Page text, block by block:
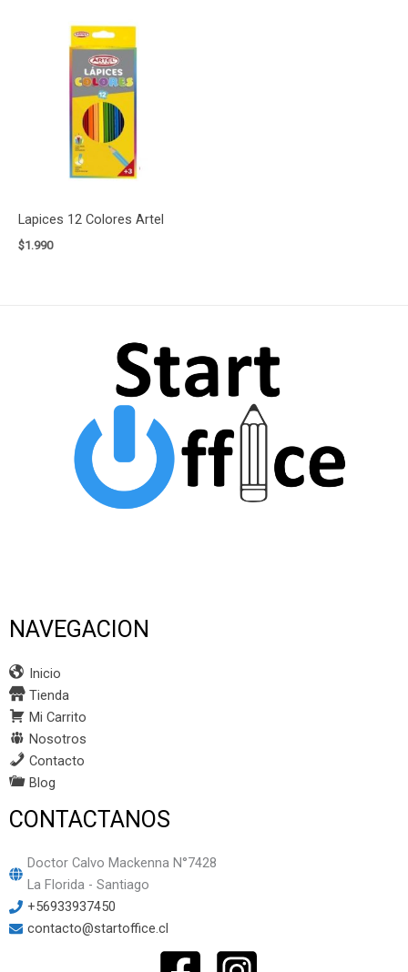
Lapices 12 Colores Artel
$1.990
NAVEGACION
Inicio
Tienda
Mi Carrito
Nosotros
Contacto
Blog
CONTACTANOS
Doctor Calvo Mackenna N°7428
La Florida - Santiago
+56933937450
contacto@startoffice.cl